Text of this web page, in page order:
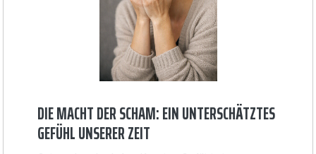
DIE MACHT DER SCHAM: EIN UNTERSCHÄTZTES
GEFÜHL UNSERER ZEIT